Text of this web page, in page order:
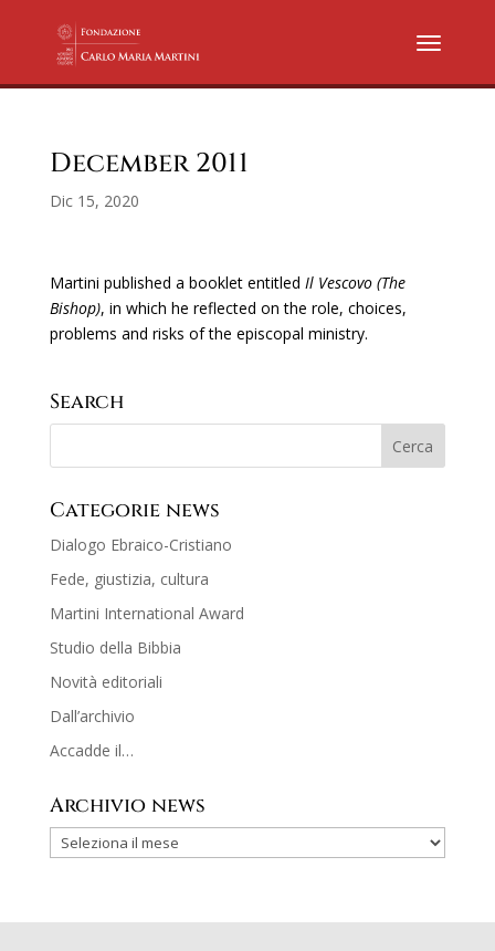
December 2011
Dic 15, 2020
Martini published a booklet entitled Il Vescovo (The
Bishop), in which he reflected on the role, choices,
problems and risks of the episcopal ministry.
Search
Categorie news
Dialogo Ebraico-Cristiano
Fede, giustizia, cultura
Martini International Award
Studio della Bibbia
Novità editoriali
Dall’archivio
Accadde il…
Archivio news